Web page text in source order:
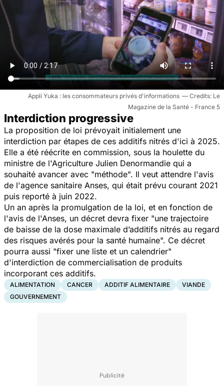
Appli Yuka : les consommateurs privés d'informations
Le
Magazine de la Santé - France 5
Interdiction progressive
La proposition de loi prévoyait initialement une
interdiction par étapes de ces additifs nitrés d'ici à 2025.
Elle a été réécrite en commission, sous la houlette du
ministre de l'Agriculture Julien Denormandie qui a
souhaité avancer avec "méthode". Il veut attendre l'avis
de l'agence sanitaire Anses, qui était prévu courant 2021
puis reporté à juin 2022.
Un an après la promulgation de la loi, et en fonction de
l'avis de l'Anses, un décret devra fixer "une trajectoire
de baisse de la dose maximale d’additifs nitrés au regard
des risques avérés pour la santé humaine". Ce décret
pourra aussi "fixer une liste et un calendrier"
d'interdiction de commercialisation de produits
incorporant ces additifs.
ALIMENTATION CANCER ADDITIF ALIMENTAIRE
VIANDE
GOUVERNEMENT